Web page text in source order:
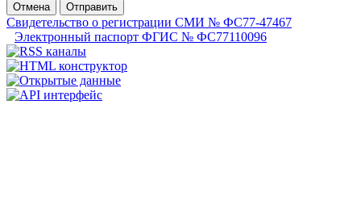
Отмена
Отправить
Свидетельство о регистрации СМИ № ФС77-47467
Электронный паспорт ФГИС № ФС77110096